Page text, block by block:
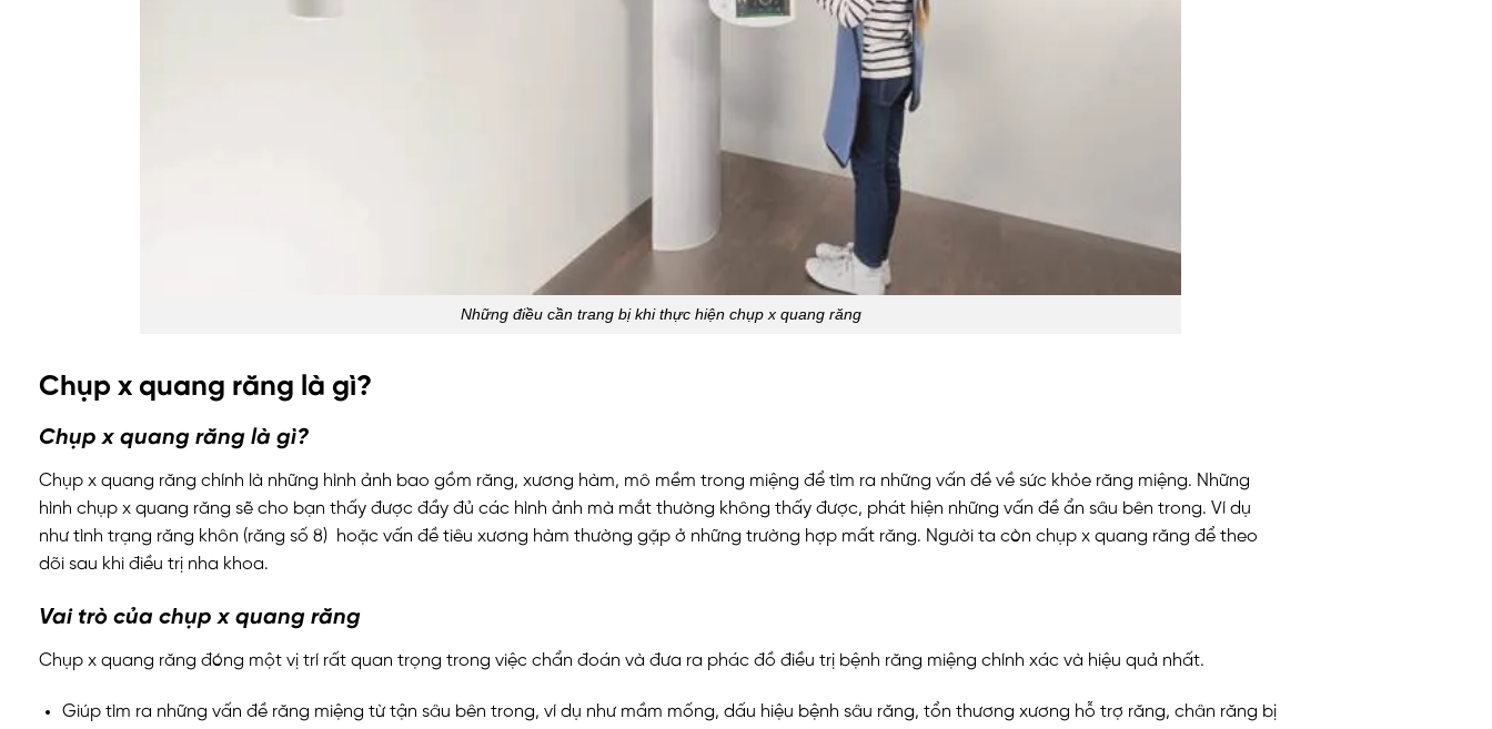
Những điều cần trang bị khi thực hiện chụp x quang răng
Chụp x quang răng là gì?
Chụp x quang răng là gì?
Chụp x quang răng chính là những hình ảnh bao gồm răng, xương hàm, mô mềm trong miệng để tìm ra những vấn đề về sức khỏe răng miệng. Những
hình chụp x quang răng sẽ cho bạn thấy được đầy đủ các hình ảnh mà mắt thường không thấy được, phát hiện những vấn đề ẩn sâu bên trong. Ví dụ
như tình trạng răng khôn (răng số 8) hoặc vấn đề tiêu xương hàm thường gặp ở những trường hợp mất răng. Người ta còn chụp x quang răng để theo
dõi sau khi điều trị nha khoa.
Vai trò của chụp x quang răng
Chụp x quang răng đóng một vị trí rất quan trọng trong việc chẩn đoán và đưa ra phác đồ điều trị bệnh răng miệng chính xác và hiệu quả nhất.
Giúp tìm ra những vấn đề răng miệng từ tận sâu bên trong, ví dụ như mầm mống, dấu hiệu bệnh sâu răng, tổn thương xương hỗ trợ răng, chân răng bị